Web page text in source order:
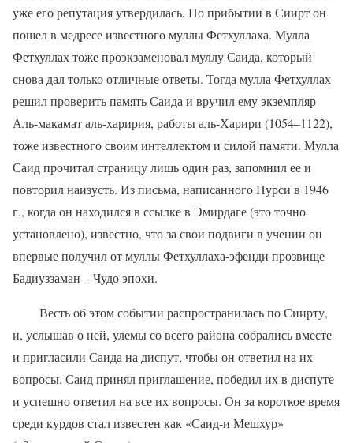
уже его репутация утвердилась. По прибытии в Сиирт он
пошел в медресе известного муллы Фетхуллаха. Мулла
Фетхуллах тоже проэкзаменовал муллу Саида, который
снова дал только отличные ответы. Тогда мулла Фетхуллах
решил проверить память Саида и вручил ему экземпляр
Аль-макамат аль-харирия, работы аль-Харири (1054–1122),
тоже известного своим интеллектом и силой памяти. Мулла
Саид прочитал страницу лишь один раз, запомнил ее и
повторил наизусть. Из письма, написанного Нурси в 1946
г., когда он находился в ссылке в Эмирдаге (это точно
установлено), известно, что за свои подвиги в учении он
впервые получил от муллы Фетхуллаха-эфенди прозвище
Бадиуззаман – Чудо эпохи.
Весть об этом событии распространилась по Сиирту,
и, услышав о ней, улемы со всего района собрались вместе
и пригласили Саида на диспут, чтобы он ответил на их
вопросы. Саид принял приглашение, победил их в диспуте
и успешно ответил на все их вопросы. Он за короткое время
среди курдов стал известен как «Саид-и Мешхур»